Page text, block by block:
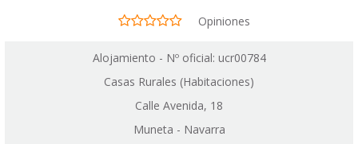
Opiniones
Alojamiento - Nº oficial: ucr00784
Casas Rurales (Habitaciones)
Calle Avenida, 18
Muneta - Navarra